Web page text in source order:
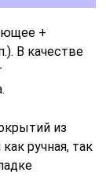
+
В качестве
из
ручная, так